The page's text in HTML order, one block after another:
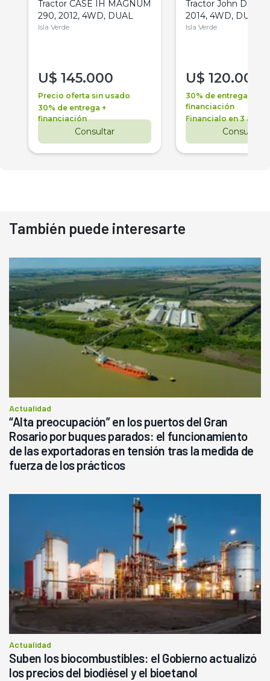
Tractor CASE IH MAGNUM
290, 2012, 4WD, DUAL
Isla Verde
U$ 145.000
Precio oferta sin usado
30% de entrega +
financiación
Consultar
Tractor John Deere
2014, 4WD, DUAL
Isla Verde
U$ 120.000
30% de entrega +
financiación
Financialo en 3 años
Consultar
También puede interesarte
Actualidad
“Alta preocupación” en los puertos del Gran
Rosario por buques parados: el funcionamiento
de las exportadoras en tensión tras la medida de
fuerza de los prácticos
Actualidad
Suben los biocombustibles: el Gobierno actualizó
los precios del biodiésel y el bioetanol